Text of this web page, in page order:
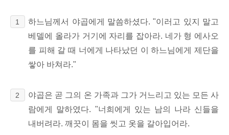
1
하느님께서 야곱에게 말씀하셨다. "이러고 있지 말고
베델에 올라가 거기에 자리를 잡아라. 네가 형 에사오
를 피해 갈 때 너에게 나타났던 이 하느님에게 제단을
쌓아 바쳐라."
2
야곱은 곧 그의 온 가족과 그가 거느리고 있는 모든 사
람에게 말하였다. "너희에게 있는 남의 나라 신들을
내버려라. 깨끗이 몸을 씻고 옷을 갈아입어라.